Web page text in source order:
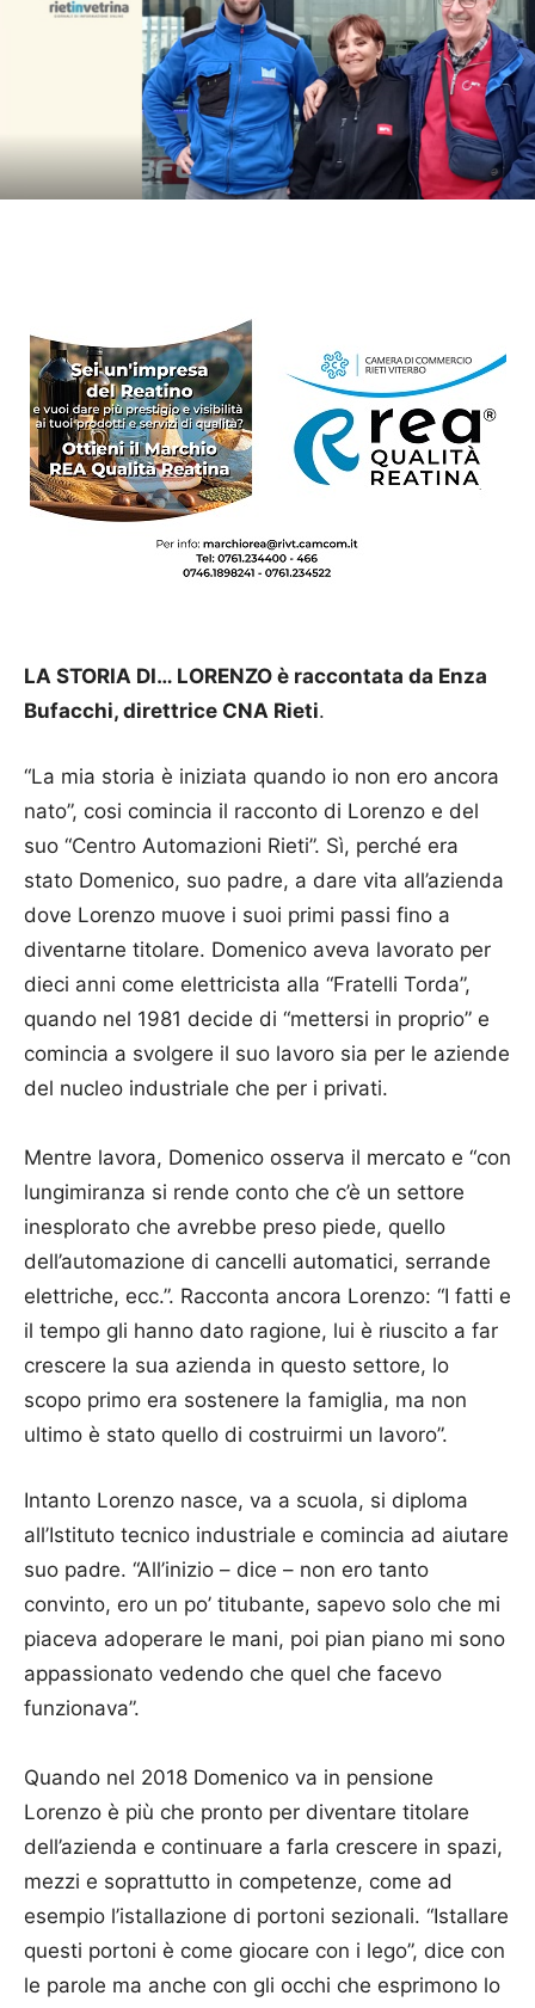
LA STORIA DI… LORENZO è raccontata da Enza
Bufacchi, direttrice CNA Rieti.
“La mia storia è iniziata quando io non ero ancora
nato”, cosi comincia il racconto di Lorenzo e del
suo “Centro Automazioni Rieti”. Sì, perché era
stato Domenico, suo padre, a dare vita all’azienda
dove Lorenzo muove i suoi primi passi fino a
diventarne titolare. Domenico aveva lavorato per
dieci anni come elettricista alla “Fratelli Torda”,
quando nel 1981 decide di “mettersi in proprio” e
comincia a svolgere il suo lavoro sia per le aziende
del nucleo industriale che per i privati.
Mentre lavora, Domenico osserva il mercato e “con
lungimiranza si rende conto che c’è un settore
inesplorato che avrebbe preso piede, quello
dell’automazione di cancelli automatici, serrande
elettriche, ecc.”. Racconta ancora Lorenzo: “I fatti e
il tempo gli hanno dato ragione, lui è riuscito a far
crescere la sua azienda in questo settore, lo
scopo primo era sostenere la famiglia, ma non
ultimo è stato quello di costruirmi un lavoro”.
Intanto Lorenzo nasce, va a scuola, si diploma
all’Istituto tecnico industriale e comincia ad aiutare
suo padre. “All’inizio – dice – non ero tanto
convinto, ero un po’ titubante, sapevo solo che mi
piaceva adoperare le mani, poi pian piano mi sono
appassionato vedendo che quel che facevo
funzionava”.
Quando nel 2018 Domenico va in pensione
Lorenzo è più che pronto per diventare titolare
dell’azienda e continuare a farla crescere in spazi,
mezzi e soprattutto in competenze, come ad
esempio l’istallazione di portoni sezionali. “Istallare
questi portoni è come giocare con i lego”, dice con
le parole ma anche con gli occhi che esprimono lo